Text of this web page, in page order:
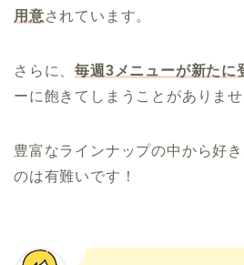
用意されています。
さらに、毎週3メニューが新たに
ーに飽きてしまうことがありませ
豊富なラインナップの中から好
のは有難いです！